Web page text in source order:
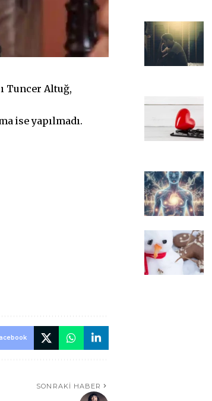
Tuncer Altuğ,
ise yapılmadı.
SONRAKI HABER